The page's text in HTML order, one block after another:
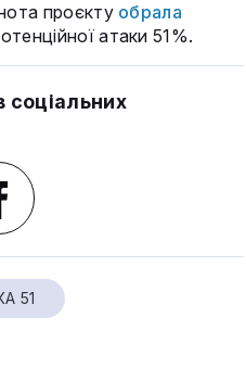
проєкту обрала
атаки 51%.
соціальних
51